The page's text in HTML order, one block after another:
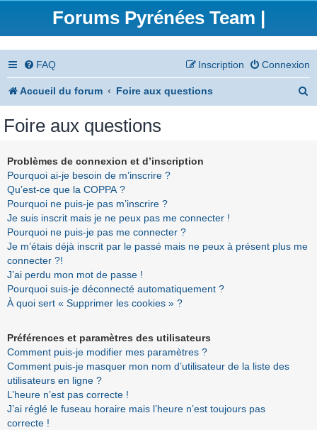
Forums Pyrénées Team |
FAQ Connexion
Inscription
Accueil du forum Foire aux questions
Foire aux questions
Problèmes de connexion et d’inscription
Pourquoi ai-je besoin de m’inscrire ?
Qu’est-ce que la COPPA ?
Pourquoi ne puis-je pas m’inscrire ?
Je suis inscrit mais je ne peux pas me connecter !
Pourquoi ne puis-je pas me connecter ?
Je m’étais déjà inscrit par le passé mais ne peux à présent plus me
connecter ?!
J’ai perdu mon mot de passe !
Pourquoi suis-je déconnecté automatiquement ?
À quoi sert « Supprimer les cookies » ?
Préférences et paramètres des utilisateurs
Comment puis-je modifier mes paramètres ?
Comment puis-je masquer mon nom d’utilisateur de la liste des
utilisateurs en ligne ?
L’heure n’est pas correcte !
J’ai réglé le fuseau horaire mais l’heure n’est toujours pas
correcte !